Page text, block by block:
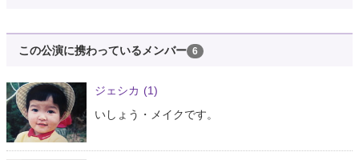
この公演に携わっているメンバー 6
ジェシカ (1)
いしょう・メイクです。